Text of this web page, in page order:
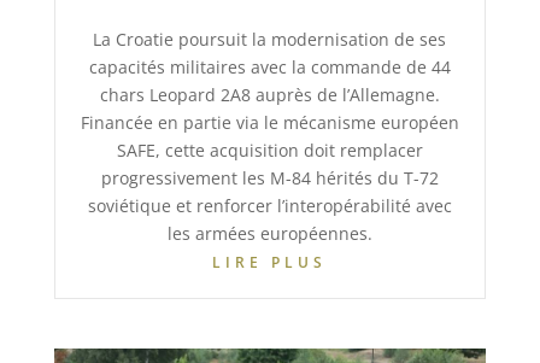
La Croatie poursuit la modernisation de ses
capacités militaires avec la commande de 44
chars Leopard 2A8 auprès de l’Allemagne.
Financée en partie via le mécanisme européen
SAFE, cette acquisition doit remplacer
progressivement les M-84 hérités du T-72
soviétique et renforcer l’interopérabilité avec
les armées européennes.
LIRE PLUS